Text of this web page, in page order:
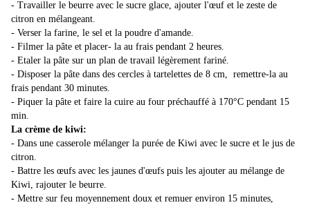
- Travailler le beurre avec le sucre glace, ajouter l'œuf et le zeste de
citron en mélangeant.
- Verser la farine, le sel et la poudre d'amande.
- Filmer la pâte et placer- la au frais pendant 2 heures.
- Etaler la pâte sur un plan de travail légèrement fariné.
- Disposer la pâte dans des cercles à tartelettes de 8 cm, remettre-la au
frais pendant 30 minutes.
- Piquer la pâte et faire la cuire au four préchauffé à 170°C pendant 15
min.
La crème de kiwi:
- Dans une casserole mélanger la purée de Kiwi avec le sucre et le jus de
citron.
- Battre les œufs avec les jaunes d'œufs puis les ajouter au mélange de
Kiwi, rajouter le beurre.
- Mettre sur feu moyennement doux et remuer environ 15 minutes,